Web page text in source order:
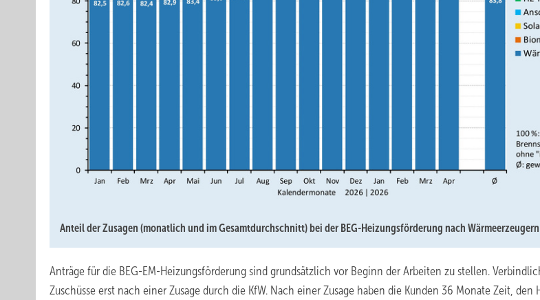
Anteil der Zusagen (monatlich und im Gesamtdurchschnitt) bei der BEG-Heizungsförderung nach
Anträge für die BEG-EM-Heizungsförderung sind grundsätzlich vor Beginn der Arbeiten zu stellen.
Zuschüsse erst nach einer Zusage durch die KfW. Nach einer Zusage haben die Kunden 36 Monate Zeit, den